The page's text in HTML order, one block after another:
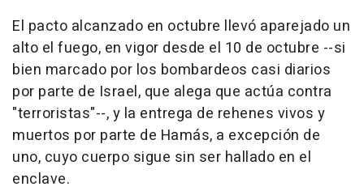
El pacto alcanzado en octubre llevó aparejado un
alto el fuego, en vigor desde el 10 de octubre --si
bien marcado por los bombardeos casi diarios
por parte de Israel, que alega que actúa contra
"terroristas"--, y la entrega de rehenes vivos y
muertos por parte de Hamás, a excepción de
uno, cuyo cuerpo sigue sin ser hallado en el
enclave.